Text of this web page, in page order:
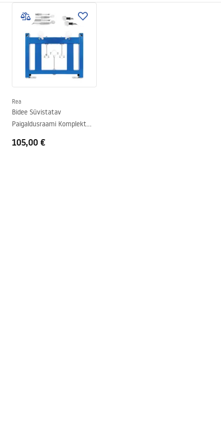
Minimaalne
paigaldussügavus
90 mm
Paigalduskruvide
vahekaugus
Tapis d'insonorisation kaasa
arvatud
Garantii
Instrukcja
rea_zestaw_podtynkowy.pdf
Rea
Bidee Süvistatav
Paigaldusraami Komplekt
105,00 €